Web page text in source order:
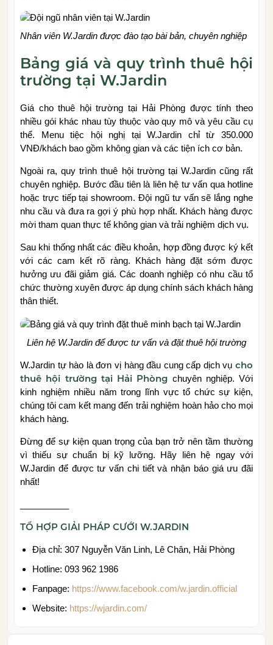
Nhân viên W.Jardin được đào tạo bài bản, chuyên nghiệp
Bảng giá và quy trình thuê hội
trường tại W.Jardin
Giá cho thuê hội trường tại Hải Phòng được tính theo
nhiều gói khác nhau tùy thuộc vào quy mô và yêu cầu cụ
thể. Menu tiệc hội nghị tại W.Jardin chỉ từ 350.000
VNĐ/khách bao gồm không gian và các tiện ích cơ bản.
Ngoài ra, quy trình thuê hội trường tại W.Jardin cũng rất
chuyên nghiệp. Bước đầu tiên là liên hệ tư vấn qua hotline
hoặc trực tiếp tại showroom. Đội ngũ tư vấn sẽ lắng nghe
nhu cầu và đưa ra gợi ý phù hợp nhất. Khách hàng được
mời tham quan thực tế không gian và trải nghiệm dịch vụ.
Sau khi thống nhất các điều khoản, hợp đồng được ký kết
với các cam kết rõ ràng. Khách hàng đặt sớm được
hưởng ưu đãi giảm giá. Các doanh nghiệp có nhu cầu tổ
chức thường xuyên được áp dụng chính sách khách hàng
thân thiết.
Liên hệ W.Jardin để được tư vấn và đặt thuê hội trường
W.Jardin tự hào là đơn vị hàng đầu cung cấp dịch vụ cho
thuê hội trường tại Hải Phòng chuyên nghiệp. Với
kinh nghiệm nhiều năm trong lĩnh vực tổ chức sự kiện,
chúng tôi cam kết mang đến trải nghiệm hoàn hảo cho mọi
khách hàng.
Đừng để sự kiện quan trọng của bạn trở nên tầm thường
vì thiếu sự chuẩn bị kỹ lưỡng. Hãy liên hệ ngay với
W.Jardin để được tư vấn chi tiết và nhận báo giá ưu đãi
nhất!
TỔ HỢP GIẢI PHÁP CƯỚI W.JARDIN
Địa chỉ: 307 Nguyễn Văn Linh, Lê Chân, Hải Phòng
Hotline: 093 962 1986
Fanpage: https://www.facebook.com/w.jardin.official
Website: https://wjardin.com/